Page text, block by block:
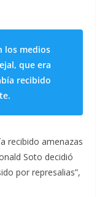
los medios
que era
recibido
recibido amenazas
Soto decidió
por represalias”,